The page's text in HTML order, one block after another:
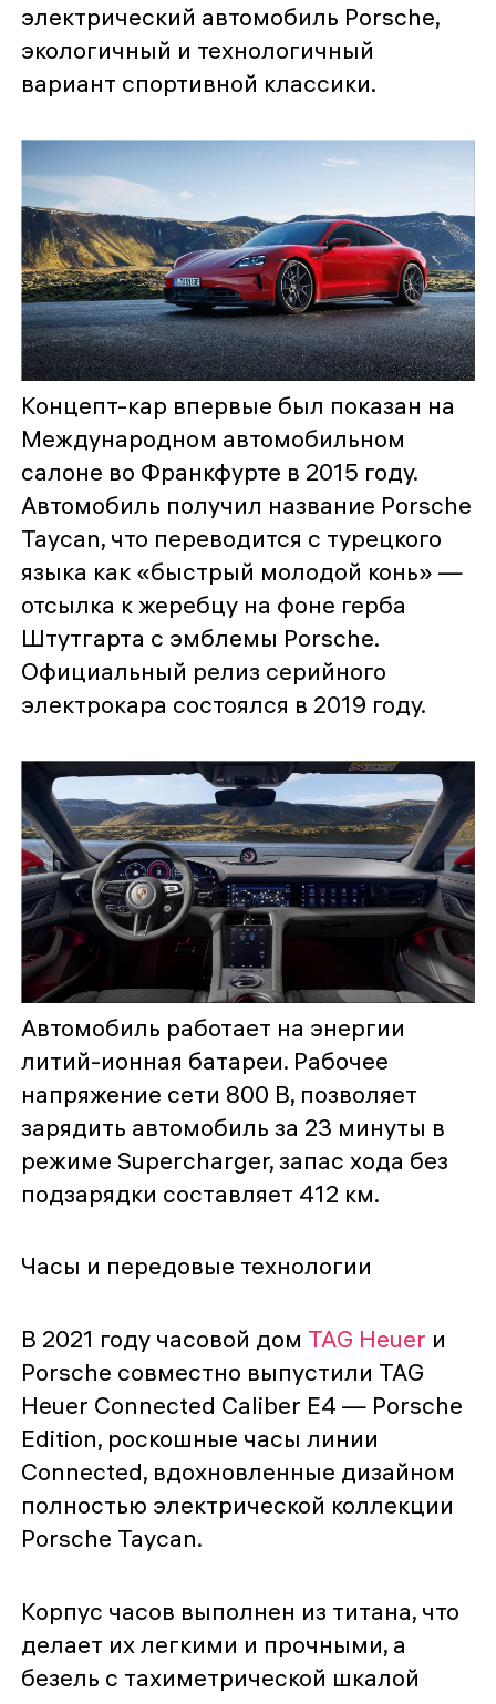
электрический автомобиль Porsche,
экологичный и технологичный
вариант спортивной классики.
Концепт-кар впервые был показан на
Международном автомобильном
салоне во Франкфурте в 2015 году.
Автомобиль получил название Porsche
Taycan, что переводится с турецкого
языка как «быстрый молодой конь» —
отсылка к жеребцу на фоне герба
Штутгарта с эмблемы Porsche.
Официальный релиз серийного
электрокара состоялся в 2019 году.
Автомобиль работает на энергии
литий-ионная батареи. Рабочее
напряжение сети 800 В, позволяет
зарядить автомобиль за 23 минуты в
режиме Supercharger, запас хода без
подзарядки составляет 412 км.
Часы и передовые технологии
В 2021 году часовой дом TAG Heuer и
Porsche совместно выпустили TAG
Heuer Connected Caliber E4 — Porsche
Edition, роскошные часы линии
Connected, вдохновленные дизайном
полностью электрической коллекции
Porsche Taycan.
Корпус часов выполнен из титана, что
делает их легкими и прочными, а
безель с тахиметрической шкалой